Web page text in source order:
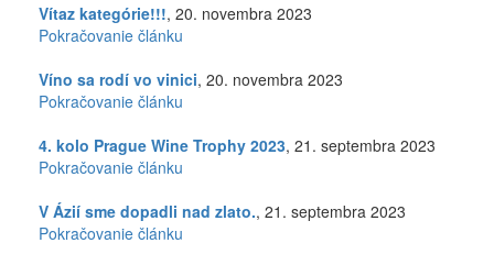
Vítaz kategórie!!!, 20. novembra 2023
Pokračovanie článku
Víno sa rodí vo vinici, 20. novembra 2023
Pokračovanie článku
4. kolo Prague Wine Trophy 2023, 21. septembra 2023
Pokračovanie článku
V Ázií sme dopadli nad zlato., 21. septembra 2023
Pokračovanie článku